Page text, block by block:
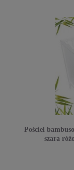
Pościel
szara